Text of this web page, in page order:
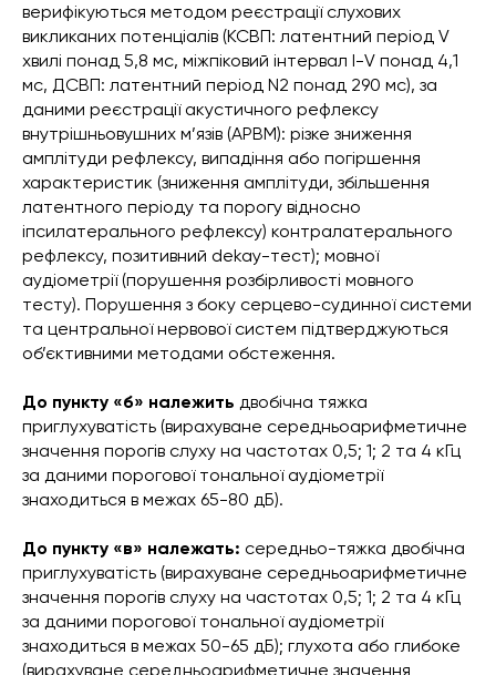
верифікуються методом реєстрації слухових
викликаних потенціалів (КСВП: латентний період V
хвилі понад 5,8 мс, міжпіковий інтервал I-V понад 4,1
мс, ДСВП: латентний період N2 понад 290 мс), за
даними реєстрації акустичного рефлексу
внутрішньовушних м’язів (АРВМ): різке зниження
амплітуди рефлексу, випадіння або погіршення
характеристик (зниження амплітуди, збільшення
латентного періоду та порогу відносно
іпсилатерального рефлексу) контралатерального
рефлексу, позитивний dekay-тест); мовної
аудіометрії (порушення розбірливості мовного
тесту). Порушення з боку серцево-судинної системи
та центральної нервової систем підтверджуються
об’єктивними методами обстеження.
До пункту «б» належить двобічна тяжка
приглухуватість (вирахуване середньоарифметичне
значення порогів слуху на частотах 0,5; 1; 2 та 4 кГц
за даними порогової тональної аудіометрії
знаходиться в межах 65-80 дБ).
До пункту «в» належать: середньо-тяжка двобічна
приглухуватість (вирахуване середньоарифметичне
значення порогів слуху на частотах 0,5; 1; 2 та 4 кГц
за даними порогової тональної аудіометрії
знаходиться в межах 50-65 дБ); глухота або глибоке
(вирахуване середньоарифметичне значення